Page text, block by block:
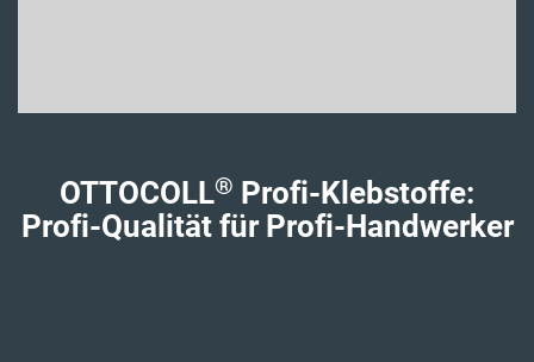
OTTOCOLL® Profi-Klebstoffe:
Profi-Qualität für Profi-Handwerker